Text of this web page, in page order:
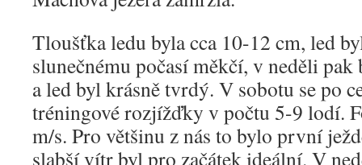
Tloušťka ledu byla cca 10-12 cm, led
slunečnému počasí měkčí, v neděli
a led byl krásně tvrdý. V sobotu se po
tréningové rozjížďky v počtu 5-9 lodí.
m/s. Pro většinu z nás to bylo první
slabší vítr byl pro začátek ideální. V